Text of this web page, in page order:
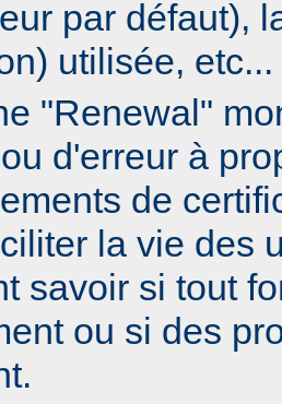
par défaut),
utilisée, etc...
"Renewal"
d'erreur à
de
la vie des
savoir si tout
ou si des